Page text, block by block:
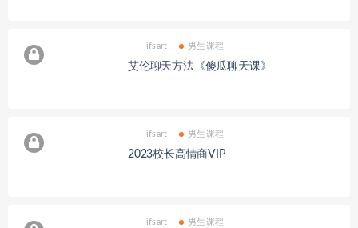
ifsart 男生课程
艾伦聊天方法《傻瓜聊天课》
ifsart 男生课程
2023校长高情商VIP
ifsart 男生课程